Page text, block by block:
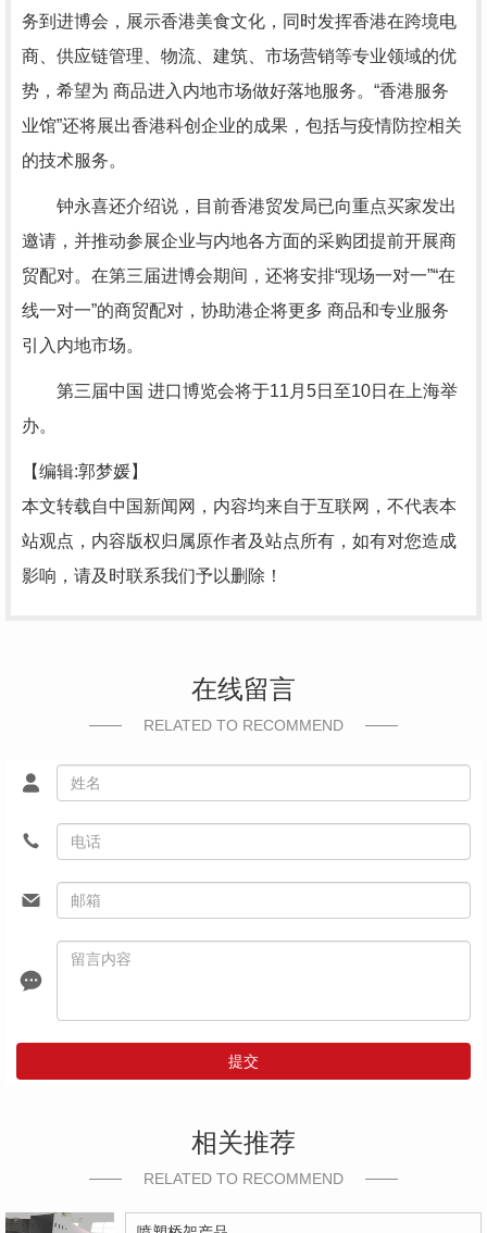
务到进博会，展示香港美食文化，同时发挥香港在跨境电
商、供应链管理、物流、建筑、市场营销等专业领域的优
势，希望为 商品进入内地市场做好落地服务。“香港服务
业馆”还将展出香港科创企业的成果，包括与疫情防控相关
的技术服务。
钟永喜还介绍说，目前香港贸发局已向重点买家发出
邀请，并推动参展企业与内地各方面的采购团提前开展商
贸配对。在第三届进博会期间，还将安排“现场一对一”“在
线一对一”的商贸配对，协助港企将更多 商品和专业服务
引入内地市场。
第三届中国 进口博览会将于11月5日至10日在上海举
办。
【编辑:郭梦媛】
本文转载自中国新闻网，内容均来自于互联网，不代表本
站观点，内容版权归属原作者及站点所有，如有对您造成
影响，请及时联系我们予以删除！
在线留言
RELATED TO RECOMMEND
提交
相关推荐
RELATED TO RECOMMEND